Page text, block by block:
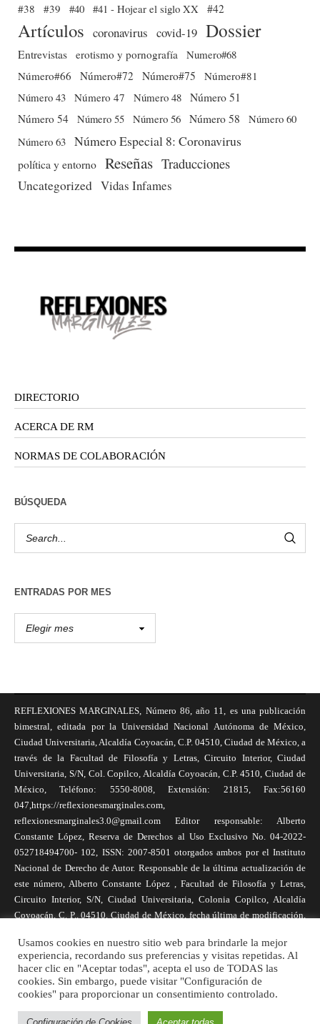
#38
#39 #40 #41 - Hojear el siglo XX #42
Artículos coronavirus covid-19 Dossier
Entrevistas erotismo y pornografía
Numero#68
Número#66
Número#72 Número#75
Número#81
Número 43 Número 47 Número 48 Número 51
Número 54 Número 55 Número 56 Número 58
Número 60
Número 63 Número Especial 8: Coronavirus
política y entorno Reseñas Traducciones
Uncategorized Vidas Infames
DIRECTORIO
ACERCA DE RM
NORMAS DE COLABORACIÓN
BÚSQUEDA
ENTRADAS POR MES
REFLEXIONES MARGINALES, Número 86, año 11, es una publicación
bimestral, editada por la Universidad Nacional Autónoma de México,
Ciudad Universitaria, Alcaldía Coyoacán, C.P. 04510, Ciudad de México, a
través de la Facultad de Filosofía y Letras, Circuito Interior, Ciudad
Universitaria, S/N, Col. Copilco, Alcaldía Coyoacán, C.P. 4510, Ciudad de
México, Teléfono: 5550-8008, Extensión: 21815, Fax:56160
047,https://reflexionesmarginales.com,
reflexionesmarginales3.0@gmail.com Editor responsable: Alberto
Constante López, Reserva de Derechos al Uso Exclusivo No. 04-2022-
052718494700- 102, ISSN: 2007-8501 otorgados ambos por el Instituto
Nacional de Derecho de Autor. Responsable de la última actualización de
este número, Alberto Constante López , Facultad de Filosofía y Letras,
Circuito Interior, S/N, Ciudad Universitaria, Colonia Copilco, Alcaldía
Coyoacán, C. P., 04510, Ciudad de México, fecha última de modificación,
necesariamente reflejan la postura de la revista, ni de Universidad Nacional
Autónoma de México. Los autores son responsables de los contenidos de
sus artículos. Se autoriza la reproducción total o parcial de los textos aquí
publicados siempre y cuando se cite la fuente completa y la dirección
electrónica de la publicación.
Usamos cookies en nuestro sitio web para brindarle la mejor
experiencia, recordando sus preferencias y visitas repetidas. Al
hacer clic en "Aceptar todas", acepta el uso de TODAS las
cookies. Sin embargo, puede visitar "Configuración de
cookies" para proporcionar un consentimiento controlado.